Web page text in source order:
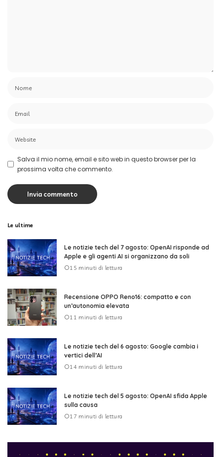
Salva il mio nome, email e sito web in questo browser per la
prossima volta che commento.
Le ultime
Le notizie tech del 7 agosto: OpenAI risponde ad
Apple e gli agenti AI si organizzano da soli
15 minuti di lettura
Recensione OPPO Reno16: compatto e con
un’autonomia elevata
11 minuti di lettura
Le notizie tech del 6 agosto: Google cambia i
vertici dell’AI
14 minuti di lettura
Le notizie tech del 5 agosto: OpenAI sfida Apple
sulla causa
17 minuti di lettura